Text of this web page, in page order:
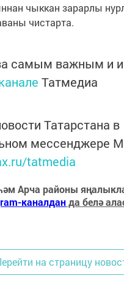
чыккан зарарлы
чистарта.
самым важным и
Татмедиа
Татарстана в
мессенджере
tatmedia
Арча районы
каналданда белә
на страницу